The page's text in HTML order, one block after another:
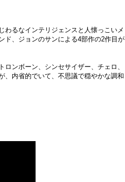
わるなインテリジェンスと人懐っこいメ
ド、ジョンのサンによる4部作の2作目が
ンボーン、シンセサイザー、チェロ、
、内省的でいて、不思議で穏やかな調和